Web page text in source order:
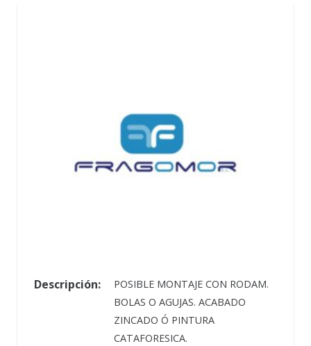
Descripción:
POSIBLE MONTAJE CON RODAM.
BOLAS O AGUJAS. ACABADO
ZINCADO Ó PINTURA
CATAFORESICA.